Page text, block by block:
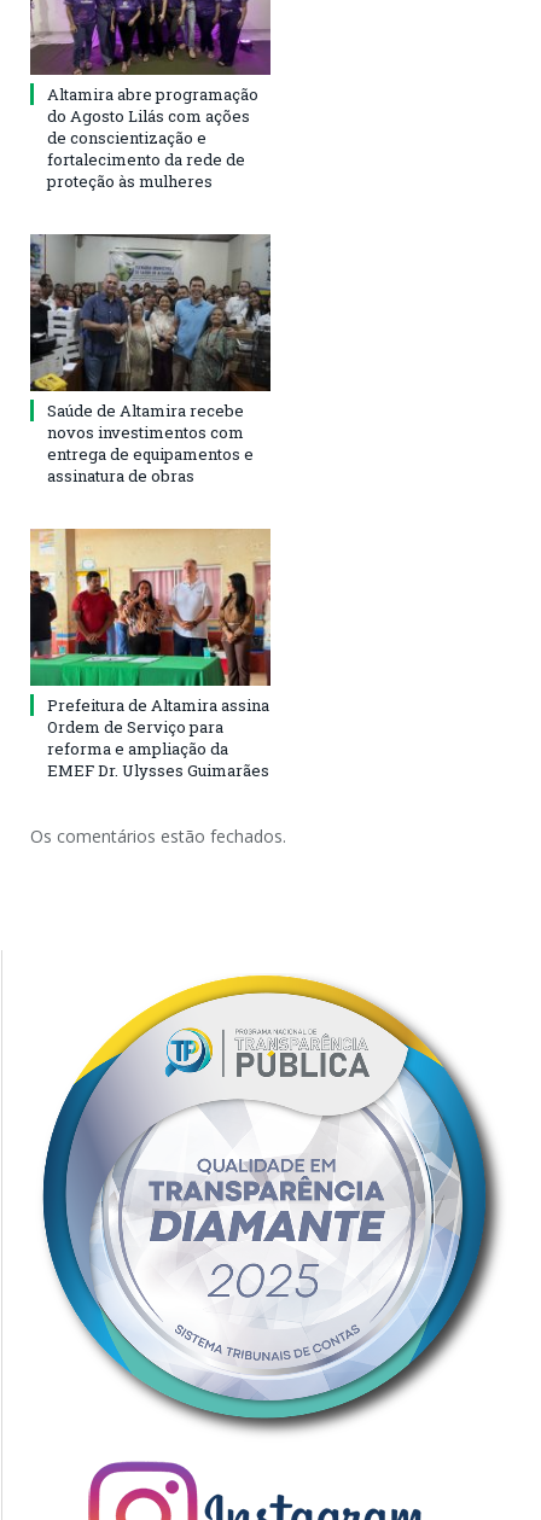
Altamira abre programação
do Agosto Lilás com ações
de conscientização e
fortalecimento da rede de
proteção às mulheres
Saúde de Altamira recebe
novos investimentos com
entrega de equipamentos e
assinatura de obras
Prefeitura de Altamira assina
Ordem de Serviço para
reforma e ampliação da
EMEF Dr. Ulysses Guimarães
Os comentários estão fechados.